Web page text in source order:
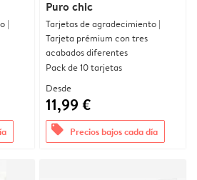
|
Puro chic
Tarjetas de agradecimiento |
Tarjeta prémium con tres
acabados diferentes
Pack de 10 tarjetas
Desde
11,99 €
offers Precios bajos cada día